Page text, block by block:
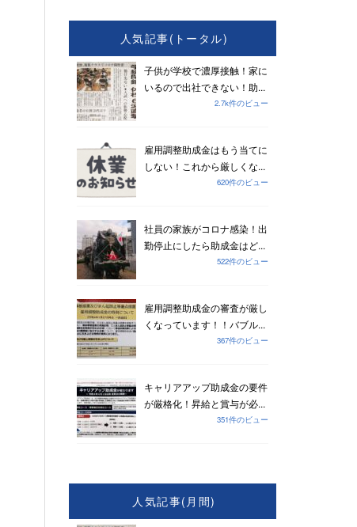
人気記事(トータル)
子供が学校で濃厚接触！家に
いるので出社できない！助...
2.7k件のビュー
雇用調整助成金はもう当てに
しない！これから厳しくな...
620件のビュー
社員の家族がコロナ感染！出
勤停止にしたら助成金はど...
522件のビュー
雇用調整助成金の審査が厳し
くなっています！！バブル...
367件のビュー
キャリアアップ助成金の要件
が厳格化！昇給と賞与が必...
351件のビュー
人気記事(月間)